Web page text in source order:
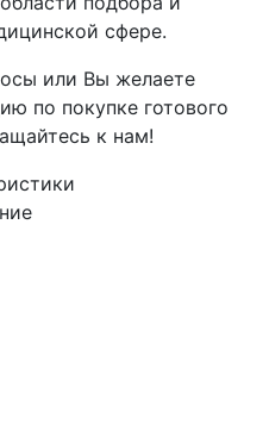
сфере.
или Вы желаете
по покупке готового
к нам!